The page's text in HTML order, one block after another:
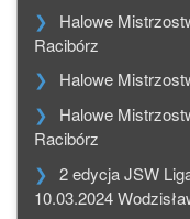
Halowe
Racibórz
Halowe
Halowe
Racibórz
2 edycja JSW
10.03.2024